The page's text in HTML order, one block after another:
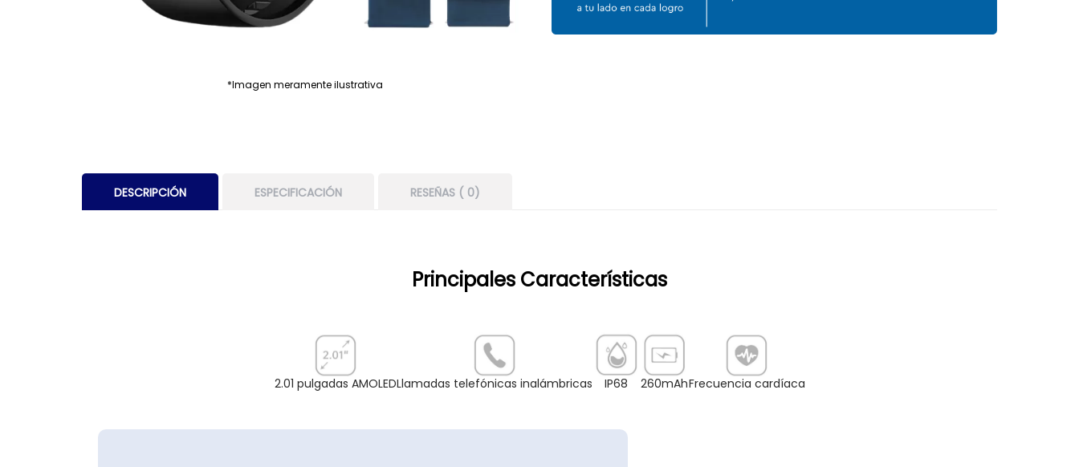
*Imagen meramente ilustrativa
DESCRIPCIÓN ESPECIFICACIÓN RESEÑAS ( 0)
Principales Características
2.01 pulgadas AMOLEDLlamadas telefónicas inalámbricas IP68 260mAhFrecuencia cardíaca